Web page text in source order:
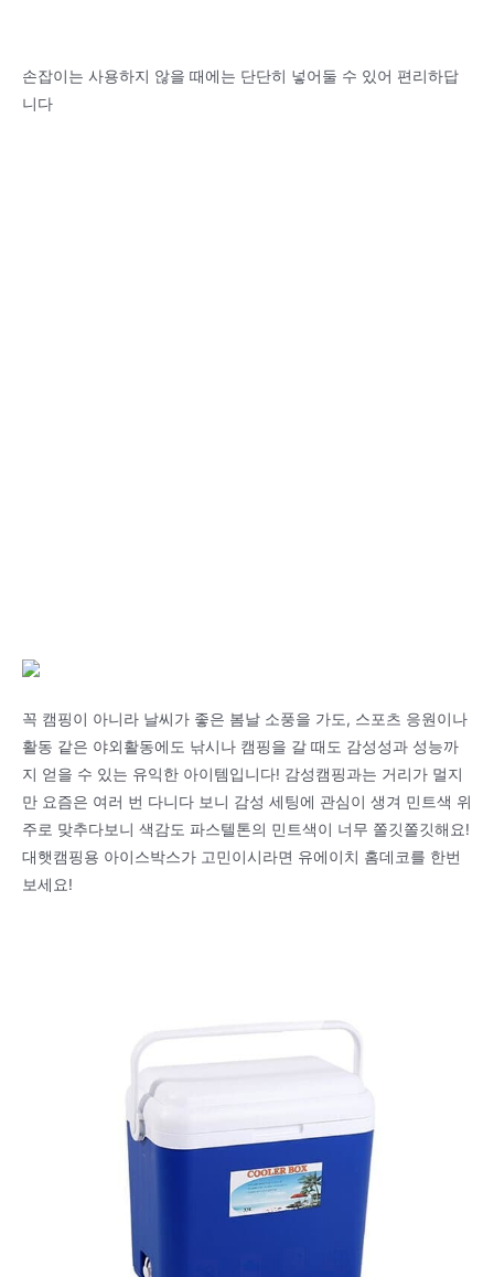
손잡이는 사용하지 않을 때에는 단단히 넣어둘 수 있어 편리하답
니다
꼭 캠핑이 아니라 날씨가 좋은 봄날 소풍을 가도, 스포츠 응원이나
활동 같은 야외활동에도 낚시나 캠핑을 갈 때도 감성성과 성능까
지 얻을 수 있는 유익한 아이템입니다! 감성캠핑과는 거리가 멀지
만 요즘은 여러 번 다니다 보니 감성 세팅에 관심이 생겨 민트색 위
주로 맞추다보니 색감도 파스텔톤의 민트색이 너무 쫄깃쫄깃해요!
대햇캠핑용 아이스박스가 고민이시라면 유에이치 홈데코를 한번
보세요!